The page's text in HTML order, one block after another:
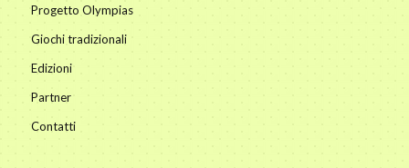
Progetto Olympias
Giochi tradizionali
Edizioni
Partner
Contatti